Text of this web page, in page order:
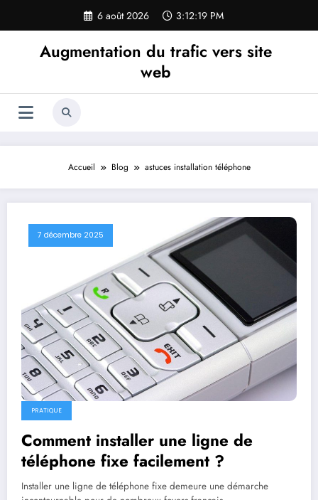
contenu
6 août 2026 3:12:21 PM
Augmentation du trafic vers site
web
Accueil Blog astuces installation téléphone
7 décembre 2025
PRATIQUE
Comment installer une ligne de
téléphone fixe facilement ?
Installer une ligne de téléphone fixe demeure une démarche